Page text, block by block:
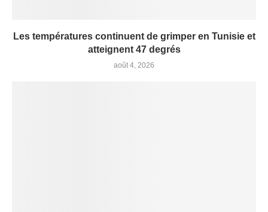
Les températures continuent de grimper en Tunisie et
atteignent 47 degrés
août 4, 2026